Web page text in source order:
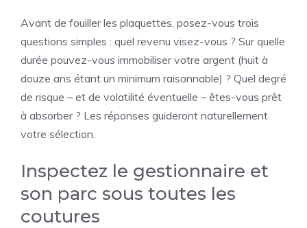
Avant de fouiller les plaquettes, posez-vous trois
questions simples : quel revenu visez-vous ? Sur quelle
durée pouvez-vous immobiliser votre argent (huit à
douze ans étant un minimum raisonnable) ? Quel degré
de risque – et de volatilité éventuelle – êtes-vous prêt
à absorber ? Les réponses guideront naturellement
votre sélection.
Inspectez le gestionnaire et
son parc sous toutes les
coutures